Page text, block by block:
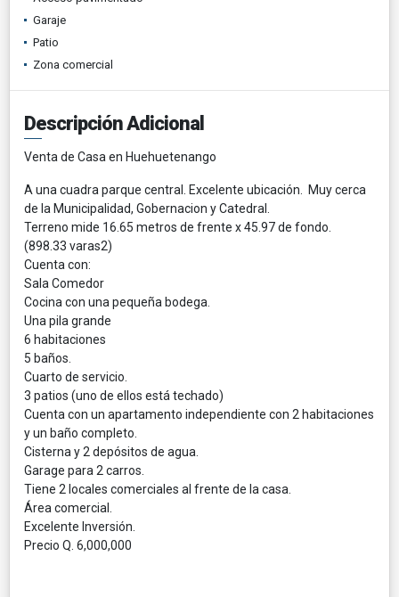
Garaje
Patio
Zona comercial
Descripción Adicional
Venta de Casa en Huehuetenango
A una cuadra parque central. Excelente ubicación. Muy cerca
de la Municipalidad, Gobernacion y Catedral.
Terreno mide 16.65 metros de frente x 45.97 de fondo.
(898.33 varas2)
Cuenta con:
Sala Comedor
Cocina con una pequeña bodega.
Una pila grande
6 habitaciones
5 baños.
Cuarto de servicio.
3 patios (uno de ellos está techado)
Cuenta con un apartamento independiente con 2 habitaciones
y un baño completo.
Cisterna y 2 depósitos de agua.
Garage para 2 carros.
Tiene 2 locales comerciales al frente de la casa.
Área comercial.
Excelente Inversión.
Precio Q. 6,000,000